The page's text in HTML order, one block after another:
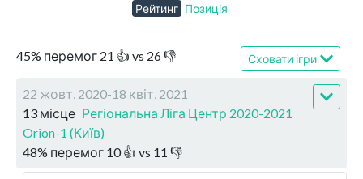
45% перемог 21 👍 vs 26👎 Сховати ігри
22 жовт, 2020-18 квіт, 2021
13 місце Регіональна Ліга Центр 2020-2021
Orion-1 (Київ)
48% перемог 10👍 vs 11 👎
Рейтинг Позиція